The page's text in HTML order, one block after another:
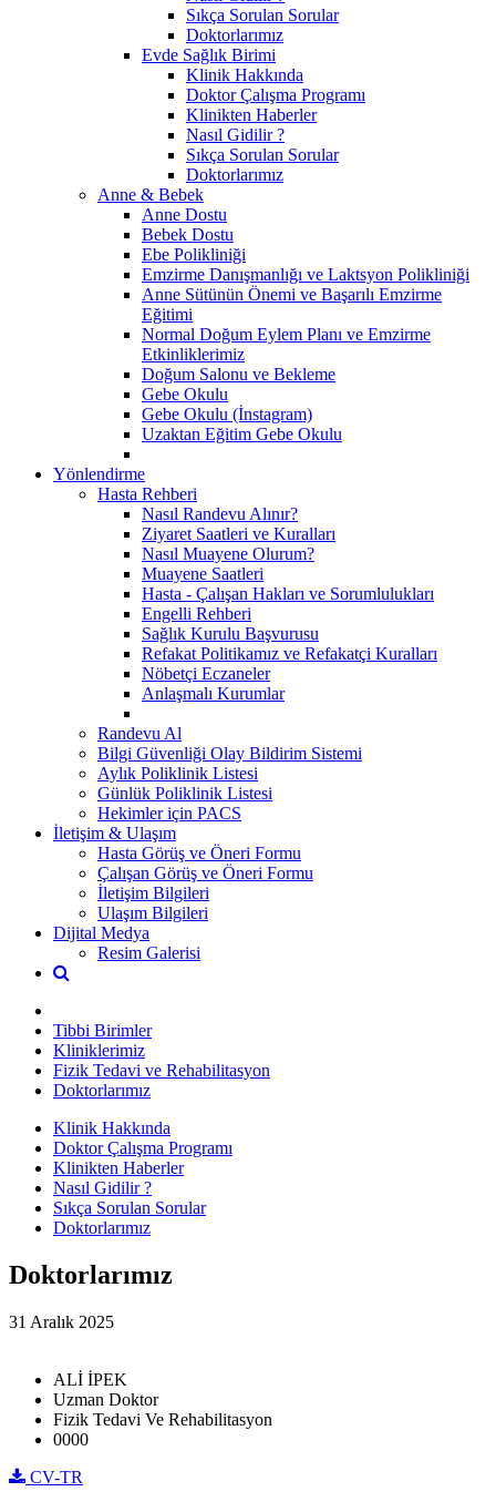
Sıkça Sorulan Sorular
Doktorlarımız
Evde Sağlık Birimi
Klinik Hakkında
Doktor Çalışma Programı
Klinikten Haberler
Nasıl Gidilir ?
Sıkça Sorulan Sorular
Doktorlarımız
Anne & Bebek
Anne Dostu
Bebek Dostu
Ebe Polikliniği
Emzirme Danışmanlığı ve Laktsyon Polikliniği
Anne Sütünün Önemi ve Başarılı Emzirme
Eğitimi
Normal Doğum Eylem Planı ve Emzirme
Etkinliklerimiz
Doğum Salonu ve Bekleme
Gebe Okulu
Gebe Okulu (İnstagram)
Uzaktan Eğitim Gebe Okulu
Yönlendirme
Hasta Rehberi
Nasıl Randevu Alınır?
Ziyaret Saatleri ve Kuralları
Nasıl Muayene Olurum?
Muayene Saatleri
Hasta - Çalışan Hakları ve Sorumlulukları
Engelli Rehberi
Sağlık Kurulu Başvurusu
Refakat Politikamız ve Refakatçi Kuralları
Nöbetçi Eczaneler
Anlaşmalı Kurumlar
Randevu Al
Bilgi Güvenliği Olay Bildirim Sistemi
Aylık Poliklinik Listesi
Günlük Poliklinik Listesi
Hekimler için PACS
İletişim & Ulaşım
Hasta Görüş ve Öneri Formu
Çalışan Görüş ve Öneri Formu
İletişim Bilgileri
Ulaşım Bilgileri
Dijital Medya
Resim Galerisi
Tibbi Birimler
Kliniklerimiz
Fizik Tedavi ve Rehabilitasyon
Doktorlarımız
Klinik Hakkında
Doktor Çalışma Programı
Klinikten Haberler
Nasıl Gidilir ?
Sıkça Sorulan Sorular
Doktorlarımız
Doktorlarımız
31 Aralık 2025
ALİ İPEK
Uzman Doktor
Fizik Tedavi Ve Rehabilitasyon
0000
CV-TR